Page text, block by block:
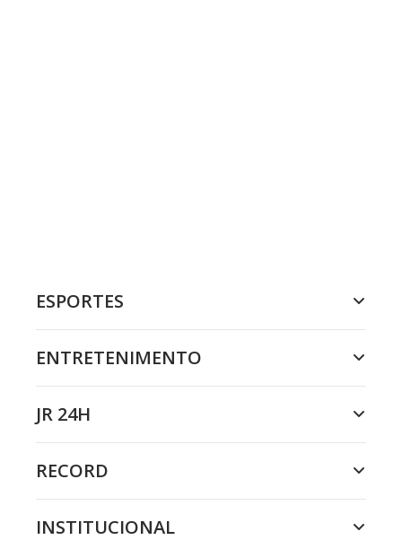
ESPORTES
ENTRETENIMENTO
JR 24H
RECORD
INSTITUCIONAL